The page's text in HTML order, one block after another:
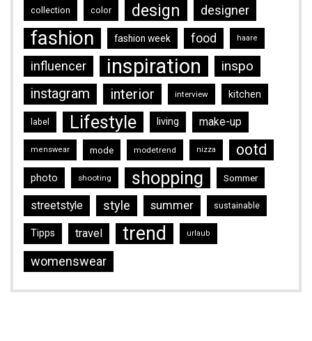
collection color design designer
fashion fashion week food haare
influencer inspiration
inspo
instagram
interior interview kitchen
label Lifestyle living make-up
menswear mode modetrend nizza ootd
photo shooting shopping Sommer
streetstyle style summer sustainable
Tipps travel trend urlaub
womenswear